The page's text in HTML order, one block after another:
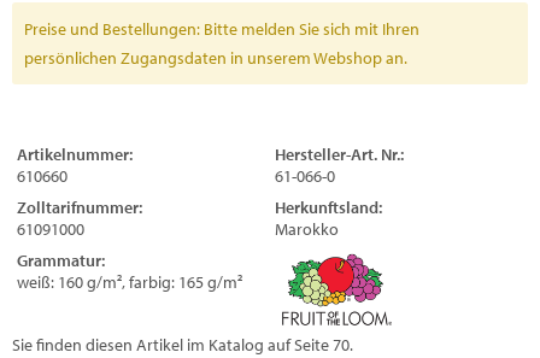
Preise und Bestellungen: Bitte melden Sie sich mit Ihren
persönlichen Zugangsdaten in unserem Webshop an.
Artikelnummer:
610660
Hersteller-Art. Nr.:
61-066-0
Zolltarifnummer:
61091000
Herkunftsland:
Marokko
Grammatur:
weiß: 160 g/m², farbig: 165 g/m²
Sie finden diesen Artikel im Katalog auf Seite 70.